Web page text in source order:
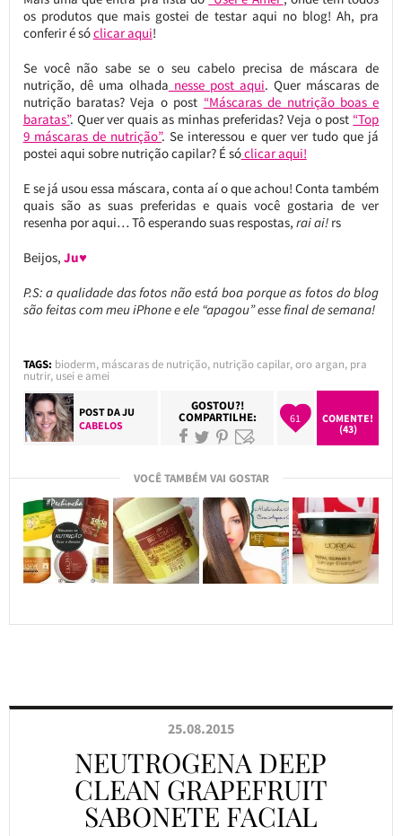
os produtos que mais gostei de testar aqui no blog! Ah, pra
conferir é sóclicar aqui!
Se você não sabe se o seu cabelo precisa de máscara de
nutrição, dê uma olhada nesse post aqui. Quer máscaras de
nutrição baratas? Veja o post “Máscaras de nutrição boas e
baratas”. Quer ver quais as minhas preferidas? Veja o post“Top
9 máscaras de nutrição”. Se interessou e quer ver tudo que já
postei aqui sobre nutrição capilar? É sóclicar aqui!
E se já usou essa máscara, conta aí o que achou! Conta também
quais são as suas preferidas e quais você gostaria de ver
resenha por aqui… Tô esperando suas respostas, rai ai!rs
Beijos, Ju♥
P.S: a qualidade das fotos não está boa porque as fotos do blog
são feitas com meu iPhone e ele “apagou” esse final de semana!
TAGS: bioderm, máscaras de nutrição, nutrição capilar,oro argan, pra
nutrir, usei e amei
POST DAJU
CABELOS
GOSTOU?!
COMPARTILHE: 61
COMENTE!
(43)
VOCÊ TAMBÉM VAI GOSTAR
25.08.2015
NEUTROGENA DEEP
CLEAN GRAPEFRUIT
SABONETE FACIAL